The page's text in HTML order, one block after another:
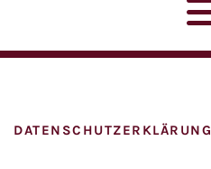
DATENSCHUTZERKLÄRUNG